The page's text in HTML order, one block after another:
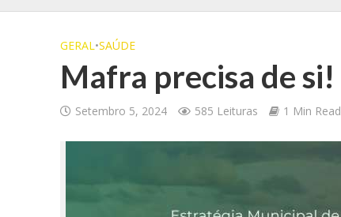
GERAL•SAÚDE
Mafra precisa de si!
Setembro 5, 2024 585 Leituras 1 Min Read